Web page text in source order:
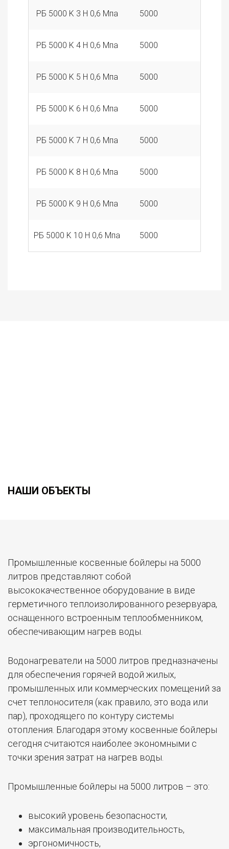
РБ 5000 K 3 Н 0,6 Мпа 5000
РБ 5000 K 4 Н 0,6 Мпа 5000
РБ 5000 K 5 Н 0,6 Мпа 5000
РБ 5000 K 6 Н 0,6 Мпа 5000
РБ 5000 K 7 Н 0,6 Мпа 5000
РБ 5000 K 8 Н 0,6 Мпа 5000
РБ 5000 K 9 Н 0,6 Мпа 5000
РБ 5000 K 10 Н 0,6 Мпа 5000
НАШИ ОБЪЕКТЫ
Промышленные косвенные бойлеры на 5000
литров представляют собой
высококачественное оборудование в виде
герметичного теплоизолированного резервуара,
оснащенного встроенным теплообменником,
обеспечивающим нагрев воды.
Водонагреватели на 5000 литров предназначены
для обеспечения горячей водой жилых,
промышленных или коммерческих помещений за
счет теплоносителя (как правило, это вода или
пар), проходящего по контуру системы
отопления. Благодаря этому косвенные бойлеры
сегодня считаются наиболее экономными с
точки зрения затрат на нагрев воды.
Промышленные бойлеры на 5000 литров – это:
высокий уровень безопасности,
максимальная производительность,
эргономичность,